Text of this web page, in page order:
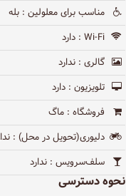
مناسب برای معلولین : بله
Wi-Fi : دارد
گالری : ندارد
تلویزیون : دارد
فروشگاه : ماگ
دلیوری(تحویل در محل) :
سلف‌سرویس : ندارد
نحوه دسترسی